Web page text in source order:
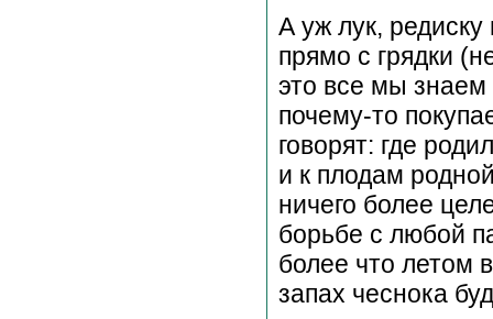
А уж лук,
прямо с грядки
это все мы знаем
почему-то
говорят: где
и к плодам
ничего более
борьбе с любой
более что летом
запах чеснока